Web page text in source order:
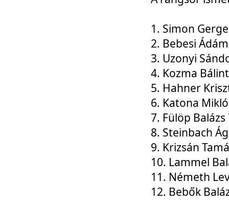
1. Simon
2. Bebesi
3. Uzonyi
4. Kozma
5. Hahner
6. Katona
7. Fülöp
8. Steinbach
9. Krizsán
10. Lammel
11. Németh
12. Bebők